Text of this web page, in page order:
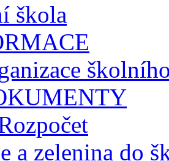
škola
a zelenina do